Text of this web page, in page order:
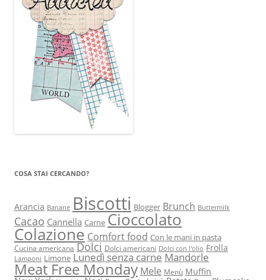
COSA STAI CERCANDO?
Arancia Banane Biscotti Blogger Brunch Buttermilk
Cacao Cannella Carne Cioccolato
Colazione Comfort food Con le mani in pasta
Cucina americana Dolci Dolci americani Dolci con l'olio Frolla
Lamponi Limone Lunedì senza carne Mandorle
Meat Free Monday Mele Menù Muffin